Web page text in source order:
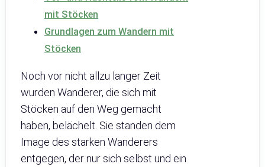
mit Stöcken
Grundlagen zum Wandern mit
Stöcken
Noch vor nicht allzu langer Zeit
wurden Wanderer, die sich mit
Stöcken auf den Weg gemacht
haben, belächelt. Sie standen dem
Image des starken Wanderers
entgegen, der nur sich selbst und ein